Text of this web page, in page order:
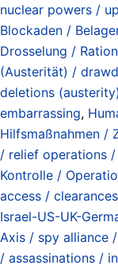
nuclear powers /
Blockaden /
Drosselung /
(Austerität) /
deletions (austerity)
embarrassing,
Hilfsmaßnahmen /
/ relief operations
Kontrolle /
access /
Israel-US-UK-
Axis / spy alliance
/ assassinations /